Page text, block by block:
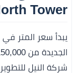
Tower
شركة النيل